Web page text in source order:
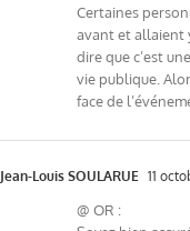
Certaines
avant et allaient
dire que c’est
vie publique.
face de
Jean-Louis SOULARUE 11
@ OR :